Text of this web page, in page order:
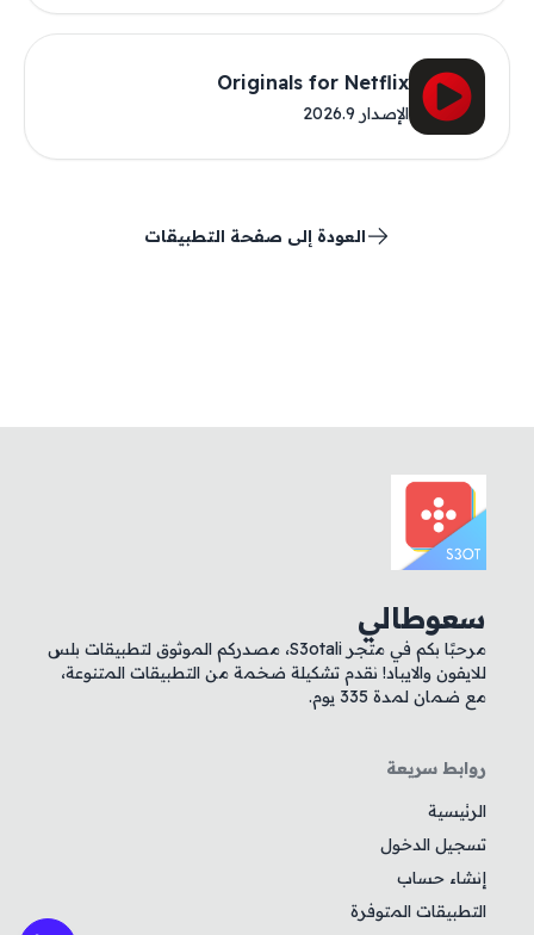
Originals for Netflix
الإصدار 2026.9
العودة إلى صفحة التطبيقات
سعوطالي
مرحبًا بكم في متجر S3otali، مصدركم الموثوق لتطبيقات بلس
للايفون والايباد! نقدم تشكيلة ضخمة من التطبيقات المتنوعة،
مع ضمان لمدة 335 يوم.
روابط سريعة
الرئيسية
تسجيل الدخول
إنشاء حساب
التطبيقات المتوفرة